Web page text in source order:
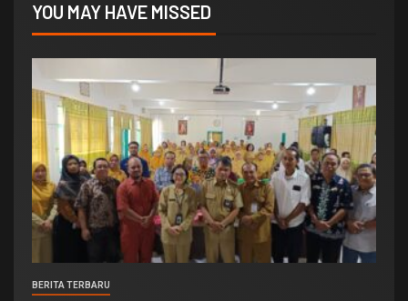
YOU MAY HAVE MISSED
BERITA TERBARU